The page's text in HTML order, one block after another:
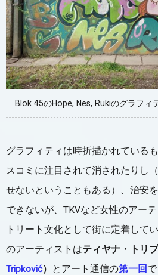
Blok 45のHope, Nes, Rukiのグラフィ
グラフィティは時折描かれている
スコミに注目されて消されたりし
せないということもある）、治安
できないが、TKVなど女性のアー
トリート文化として街に定着して
のアーティストはティヤナ・トリ
Tripković） とアート通信の第一回